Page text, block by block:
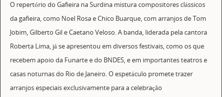
O repertório do Gafieira na Surdina mistura compositores clássicos
da gafieira, como Noel Rosa e Chico Buarque, com arranjos de Tom
Jobim, Gilberto Gil e Caetano Veloso. A banda, liderada pela cantora
Roberta Lima, já se apresentou em diversos festivais, como os que
recebem apoio da Funarte e do BNDES, e em importantes teatros e
casas noturnas do Rio de Janeiro. O espetáculo promete trazer
arranjos especiais exclusivamente para a celebração